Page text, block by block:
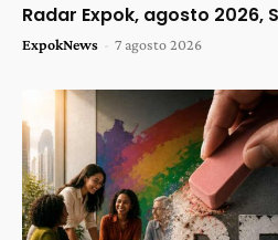
Radar Expok, agosto 2026,
ExpokNews - 7 agosto 2026